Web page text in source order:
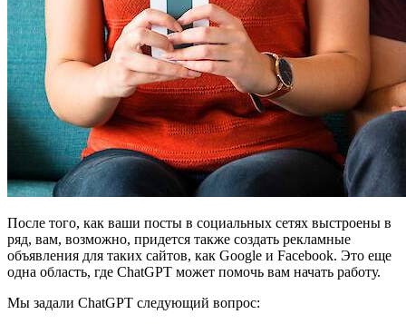
После того, как ваши посты в социальных сетях выстроены в
ряд, вам, возможно, придется также создать рекламные
объявления для таких сайтов, как Google и Facebook. Это еще
одна область, где ChatGPT может помочь вам начать работу.
Мы задали ChatGPT следующий вопрос: